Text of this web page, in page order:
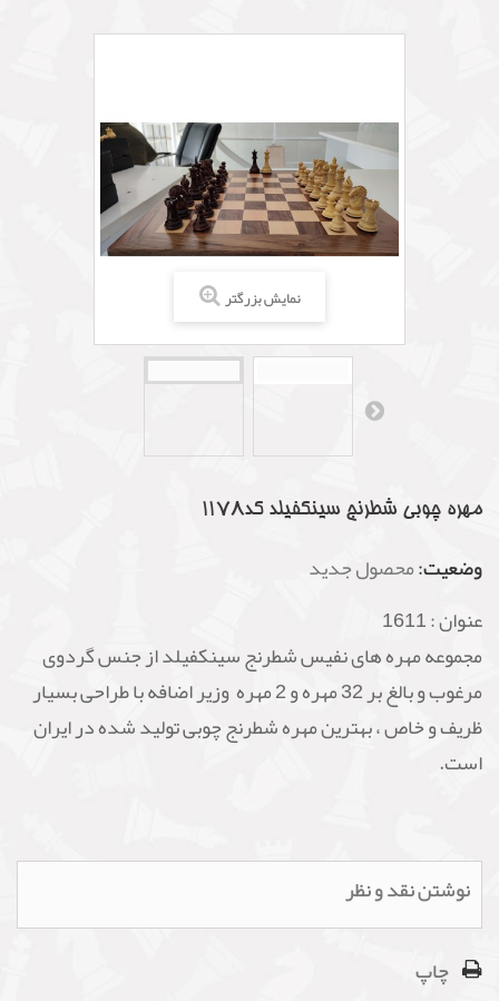
نمایش بزرگتر
مهره چوبی شطرنج سینکفیلد کد1178
وضعیت:محصول جدید
عنوان :1611
مجموعه مهره های نفیس شطرنج سینکفیلد از جنس گردوی
مرغوب و بالغ بر 32 مهره و 2 مهره وزیر اضافه با طراحی بسیار
ظریف و خاص ، بهترین مهره شطرنج چوبی تولید شده در ایران
است.
نوشتن نقد و نظر
چاپ